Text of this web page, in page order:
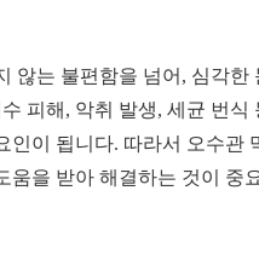
않는 불편함을 넘어, 심각한
피해, 악취 발생, 세균 번식
인이 됩니다. 따라서 오수관
움을 받아 해결하는 것이 중